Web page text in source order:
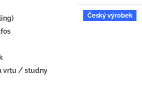
vrtu / studny
Český výrobek